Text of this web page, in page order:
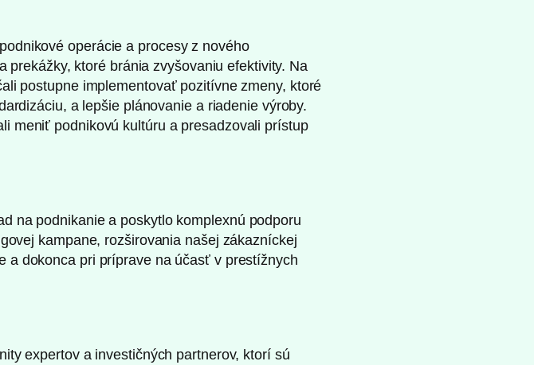
operácie a procesy z nového
ktoré bránia zvyšovaniu efektivity. Na
postupne implementovať pozitívne zmeny, ktoré
a lepšie plánovanie a riadenie výroby.
meniť podnikovú kultúru a presadzovali prístup
na podnikanie a poskytlo komplexnú podporu
kampane, rozširovania našej zákazníckej
a dokonca pri príprave na účasť v prestížnych
expertov a investičných partnerov, ktorí sú